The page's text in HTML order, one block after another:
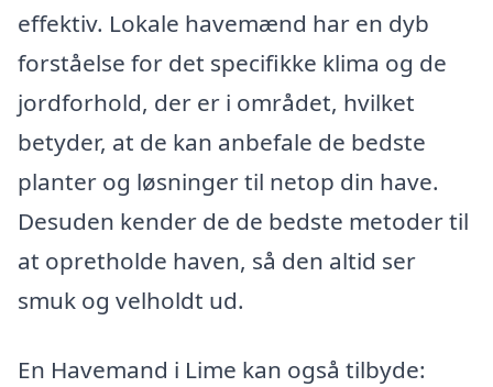
effektiv. Lokale havemænd har en dyb
forståelse for det specifikke klima og de
jordforhold, der er i området, hvilket
betyder, at de kan anbefale de bedste
planter og løsninger til netop din have.
Desuden kender de de bedste metoder til
at opretholde haven, så den altid ser
smuk og velholdt ud.
En Havemand i Lime kan også tilbyde: